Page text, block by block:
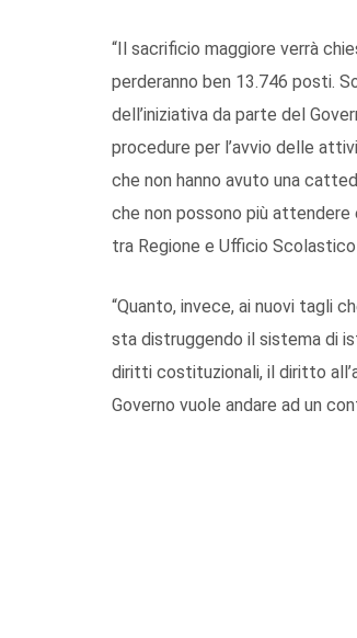
“Il sacrificio maggiore verrà
perderanno ben 13.746 posti.
dell’iniziativa da parte del
procedure per l’avvio delle
che non hanno avuto una
che non possono più
tra Regione e Ufficio
“Quanto, invece, ai nuovi tagli
sta distruggendo il sistema di
diritti costituzionali, il diritto
Governo vuole andare ad un